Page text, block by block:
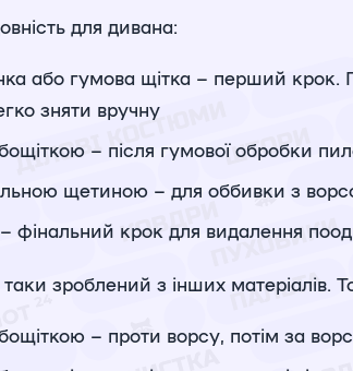
для дивана:
або гумова щітка – перший крок.
зняти вручну
– після гумової обробки
щетиною – для оббивки з
фінальний крок для видалення
зроблений з інших матеріалів.
– проти ворсу, потім за